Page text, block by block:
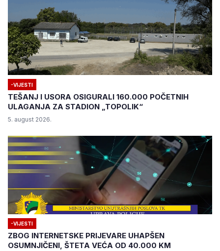
-VIJESTI
TEŠANJ I USORA OSIGURALI 160.000 POČETNIH
ULAGANJA ZA STADION „TOPOLIK“
5. august 2026.
-VIJESTI
ZBOG INTERNETSKE PRIJEVARE UHAPŠEN
OSUMNJIČENI, ŠTETA VEĆA OD 40.000 KM